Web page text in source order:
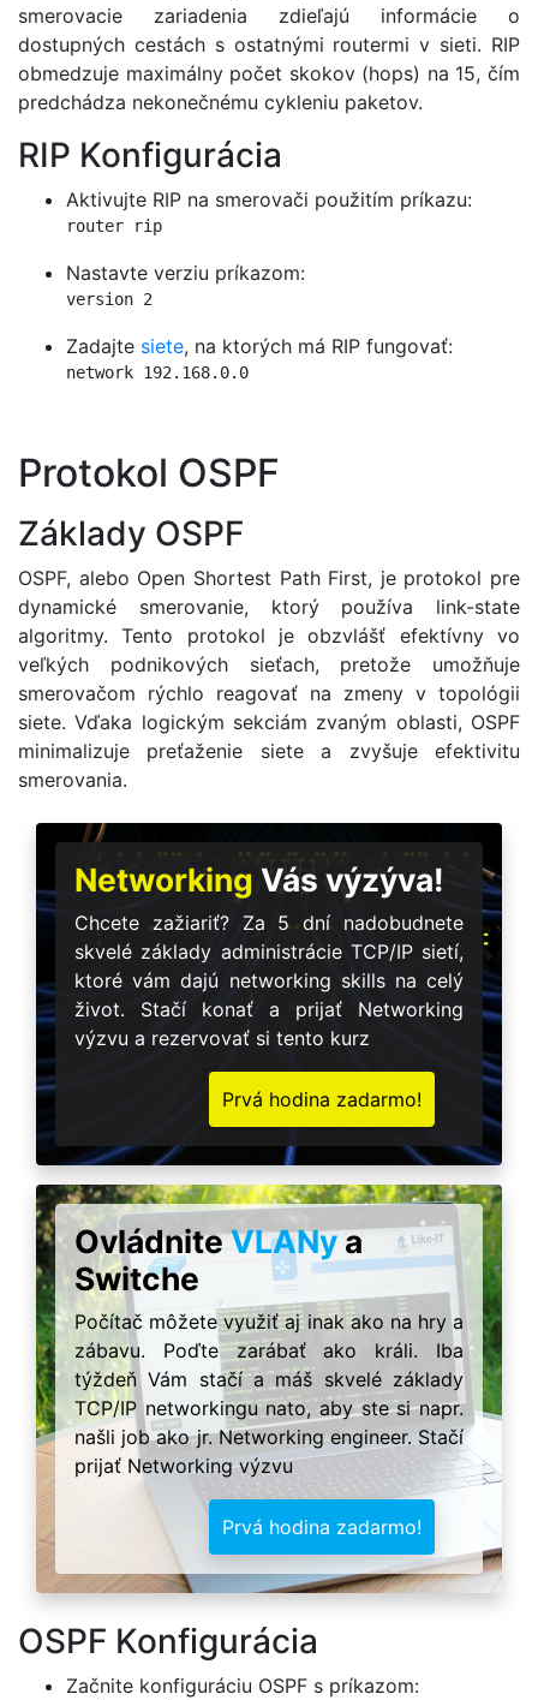
smerovacie zariadenia zdieľajú informácie o
dostupných cestách s ostatnými routermi v sieti. RIP
obmedzuje maximálny počet skokov (hops) na 15, čím
predchádza nekonečnému cykleniu paketov.
RIP Konfigurácia
Aktivujte RIP na smerovači použitím príkazu:
router rip
Nastavte verziu príkazom:
version 2
Zadajte siete, na ktorých má RIP fungovať:
network 192.168.0.0
Protokol OSPF
Základy OSPF
OSPF, alebo Open Shortest Path First, je protokol pre
dynamické smerovanie, ktorý používa link-state
algoritmy. Tento protokol je obzvlášť efektívny vo
veľkých podnikových sieťach, pretože umožňuje
smerovačom rýchlo reagovať na zmeny v topológii
siete. Vďaka logickým sekciám zvaným oblasti, OSPF
minimalizuje preťaženie siete a zvyšuje efektivitu
smerovania.
Networking Vás výzýva!
Chcete zažiariť? Za 5 dní nadobudnete
skvelé základy administrácie TCP/IP sietí,
ktoré vám dajú networking skills na celý
život. Stačí konať a prijať Networking
výzvu a rezervovať si tento kurz
Prvá hodina zadarmo!
OvládniteVLANya
Switche
Počítač môžete využiť aj inak ako na hry a
zábavu. Poďte zarábať ako králi. Iba
týždeň Vám stačí a máš skvelé základy
TCP/IP networkingu nato, aby ste si napr.
našli job ako jr. Networking engineer. Stačí
prijať Networking výzvu
Prvá hodina zadarmo!
OSPF Konfigurácia
Začnite konfiguráciu OSPF s príkazom: